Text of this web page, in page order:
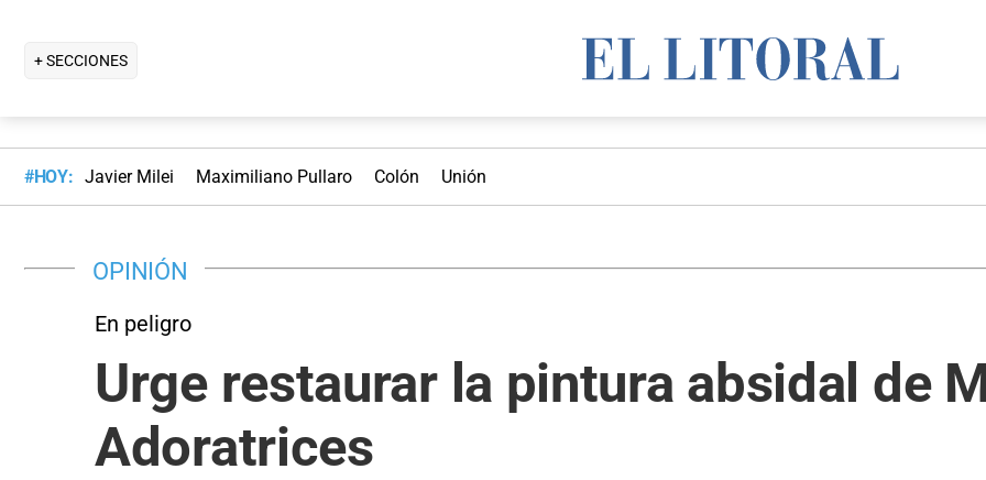
+ SECCIONES
#HOY: Javier Milei Maximiliano Pullaro Colón Unión
OPINIÓN
En peligro
Urge restaurar la pintura absidal de
Adoratrices